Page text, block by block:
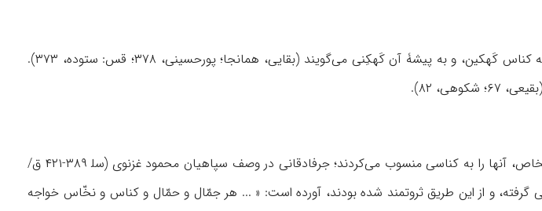
کناس در مناطق مختلف، نامهای گوناگون دارد. کرمانیها به کناس کَهکین، و به پیشۀ آن کَهکِنی می‌گویند (بقایی، همانجا؛ پورحسینی، ۳۷۸؛ قس: ستوده، ۳۷۳).
۸۲).
در متون تاریخی، گاه برای تحقیر و بیان شایسته‌نبودن اشخاص، آنها را به کناسی منسوب می‌کردند؛ جرفادقانی در وصف سپاهیان محمود غزنوی (سل‍ ۳۸۹-۴۲۱ ق/
بردگی گرفته، و از این طریق ثروتمند شده بودند، آورده است: « ... هر جمّال و حمّال و کناس و نخّاس خواجه